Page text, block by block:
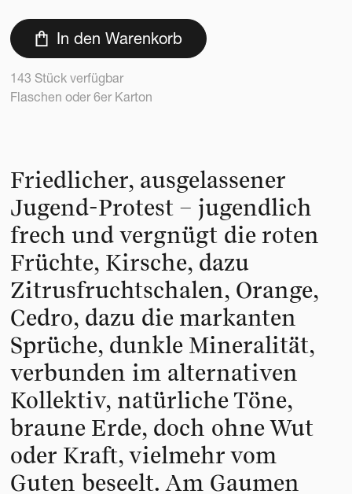
In den Warenkorb
143 Stück verfügbar
Flaschen oder 6er Karton
Friedlicher, ausgelassener
Jugend-Protest – jugendlich
frech und vergnügt die roten
Früchte, Kirsche, dazu
Zitrusfruchtschalen, Orange,
Cedro, dazu die markanten
Sprüche, dunkle Mineralität,
verbunden im alternativen
Kollektiv, natürliche Töne,
braune Erde, doch ohne Wut
oder Kraft, vielmehr vom
Guten beseelt. Am Gaumen